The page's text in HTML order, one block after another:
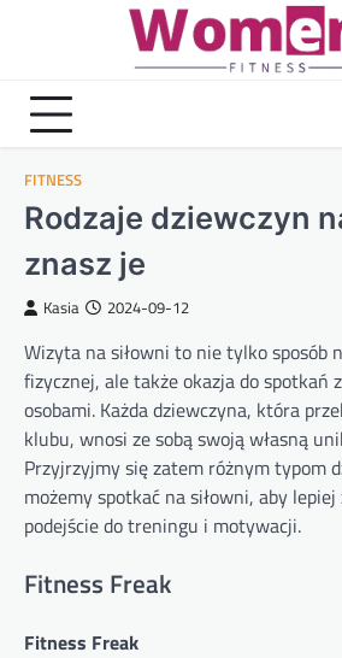
FITNESS
Rodzaje dziewczyn
znasz je
Kasia 2024-09-12
Wizyta na siłowni to nie tylko sposób
fizycznej, ale także okazja do spotkań
osobami. Każda dziewczyna, która
klubu, wnosi ze sobą swoją własną
Przyjrzyjmy się zatem różnym typom
możemy spotkać na siłowni, aby
podejście do treningu i motywacji.
Fitness Freak
Fitness Freak